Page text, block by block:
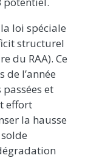
loi spéciale
structurel
du RAA). Ce
de l’année
et
effort
la hausse